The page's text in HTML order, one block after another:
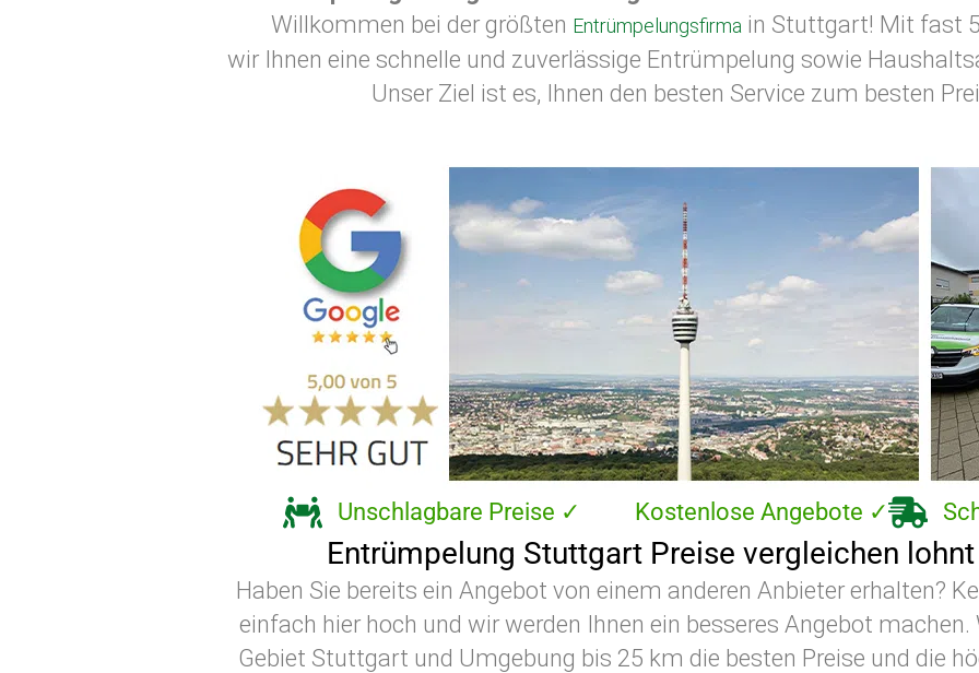
Willkommen bei der größten Entrümpelungsfirma in Stuttgart! Mit fast
wir Ihnen eine schnelle und zuverlässige Entrümpelung sowie
Unser Ziel ist es, Ihnen den besten Service zum besten
Unschlagbare Preise ✓ Kostenlose Angebote ✓
Entrümpelung Stuttgart Preise vergleichen
Haben Sie bereits ein Angebot von einem anderen Anbieter erhalten?
einfach hier hoch und wir werden Ihnen ein besseres Angebot
Gebiet Stuttgart und Umgebung bis 25 km die besten Preise und die